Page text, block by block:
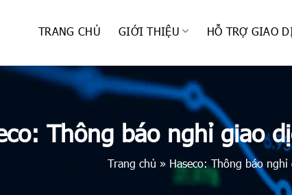
TRANG CHỦ GIỚI THIỆU HỖ TRỢ GIAO
Thông báo nghỉ giao
Trang chủ » Haseco: Thông báo